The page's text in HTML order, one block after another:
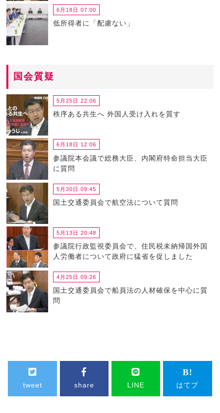
6月18日 07:00
低所得者に「配慮ない」
国会質疑
5月25日 22:06
秩序ある共生へ 外国人受け入れを質す
6月18日 12:06
参議院本会議で総務大臣、内閣府特命担当大臣
に質問
5月30日 09:45
国土交通委員会で航空法について質問
5月13日 20:48
参議院行政監視委員会で、住民税未納帰国外国
人労働者について政府に猛省を促しました
4月25日 09:26
国土交通委員会で船員法の人材確保を中心に質
問
tweet share LINE はてブ